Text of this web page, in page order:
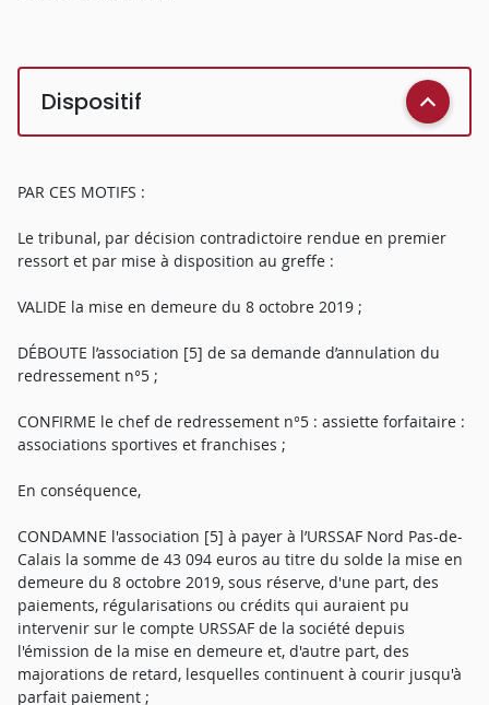
Dispositif
PAR CES MOTIFS :
Le tribunal, par décision contradictoire rendue en premier
ressort et par mise à disposition au greffe :
VALIDE la mise en demeure du 8 octobre 2019 ;
DÉBOUTE l’association [5] de sa demande d’annulation du
redressement n°5 ;
CONFIRME le chef de redressement n°5 : assiette forfaitaire :
associations sportives et franchises ;
En conséquence,
CONDAMNE l'association [5] à payer à l’URSSAF Nord Pas-de-
Calais la somme de 43 094 euros au titre du solde la mise en
demeure du 8 octobre 2019, sous réserve, d'une part, des
paiements, régularisations ou crédits qui auraient pu
intervenir sur le compte URSSAF de la société depuis
l'émission de la mise en demeure et, d'autre part, des
majorations de retard, lesquelles continuent à courir jusqu'à
parfait paiement ;